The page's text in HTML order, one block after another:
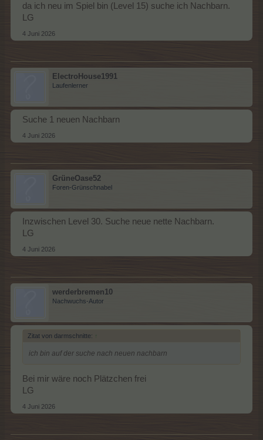
da ich neu im Spiel bin (Level 15) suche ich Nachbarn.
LG
4 Juni 2026
ElectroHouse1991
Laufenlerner
Suche 1 neuen Nachbarn
4 Juni 2026
GrüneOase52
Foren-Grünschnabel
Inzwischen Level 30. Suche neue nette Nachbarn.
LG
4 Juni 2026
werderbremen10
Nachwuchs-Autor
Zitat von darmschnitte: ↑
ich bin auf der suche nach neuen nachbarn
Bei mir wäre noch Plätzchen frei
LG
4 Juni 2026